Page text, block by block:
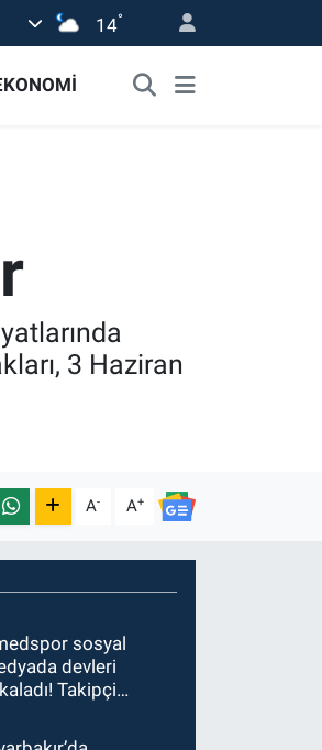
14°
3 Haziran
A- A+
sosyal
devleri
Takipçi
oynuyor